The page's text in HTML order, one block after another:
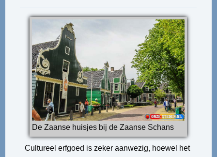
De Zaanse huisjes bij de Zaanse Schans
Cultureel erfgoed is zeker aanwezig, hoewel het